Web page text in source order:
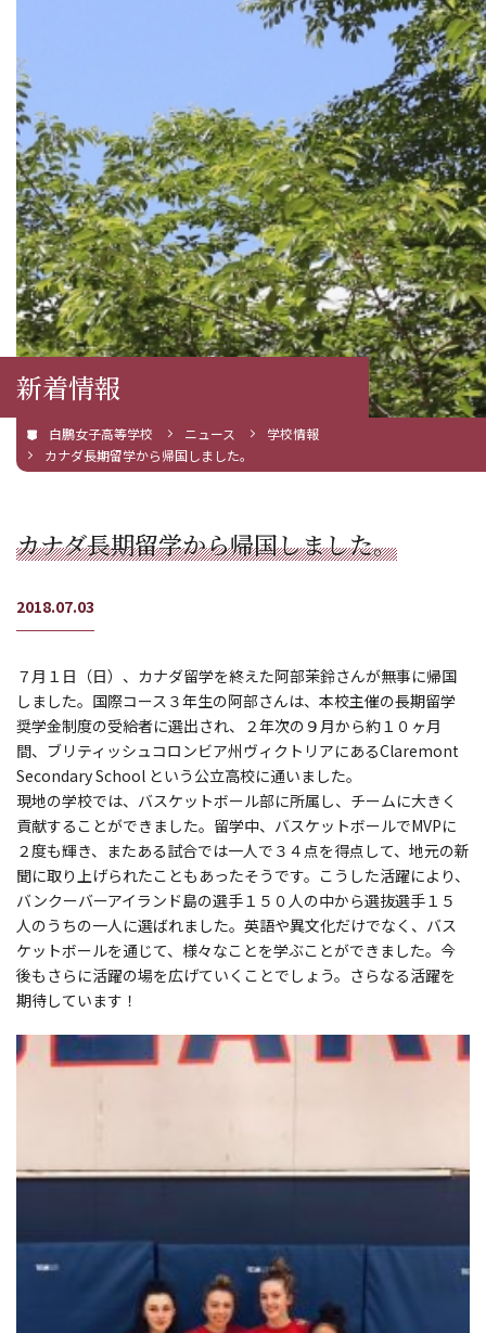
新着情報
白鵬女子高等学校 ニュース
学校情報
カナダ長期留学から帰国しました。
カナダ長期留学から帰国しました。
2018.07.03
７月１日（日）、カナダ留学を終えた阿部茉鈴さんが無事に帰国
しました。国際コース３年生の阿部さんは、本校主催の長期留学
奨学金制度の受給者に選出され、２年次の９月から約１０ヶ月
間、ブリティッシュコロンビア州ヴィクトリアにあるClaremont
Secondary School という公立高校に通いました。
現地の学校では、バスケットボール部に所属し、チームに大きく
貢献することができました。留学中、バスケットボールでMVPに
２度も輝き、またある試合では一人で３４点を得点して、地元の新
聞に取り上げられたこともあったそうです。こうした活躍により、
バンクーバーアイランド島の選手１５０人の中から選抜選手１５
人のうちの一人に選ばれました。英語や異文化だけでなく、バス
ケットボールを通じて、様々なことを学ぶことができました。今
後もさらに活躍の場を広げていくことでしょう。さらなる活躍を
期待しています！